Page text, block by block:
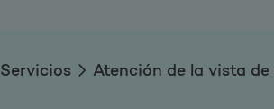
Servicios Atención de la vista